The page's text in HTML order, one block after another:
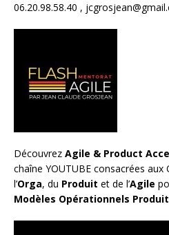
06.20.98.58.40 ,
Découvrez Agile & Product
chaîne YOUTUBE consacrées
l’Orga, du Produit et de l’Agile
Modèles Opérationnels